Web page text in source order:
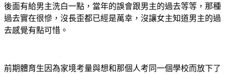
後面有給男主洗白一點，當年的誤會跟男主的過去等等，那種
過去實在很慘，沒長歪都已經是萬幸，沒讓女主知道男主的過
去感覺有點可惜。
前期體育生因為家境考量與想和那個人考同一個學校而放下了